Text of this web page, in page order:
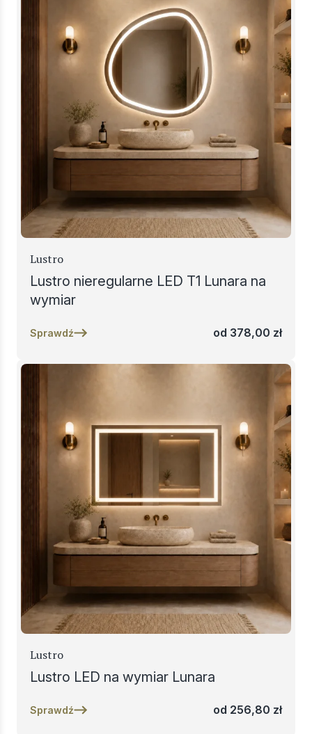
Lustro
Lustro nieregularne LED T1 Lunara na
wymiar
Sprawdź od 378,00 zł
Lustro
Lustro LED na wymiar Lunara
Sprawdź od 256,80 zł